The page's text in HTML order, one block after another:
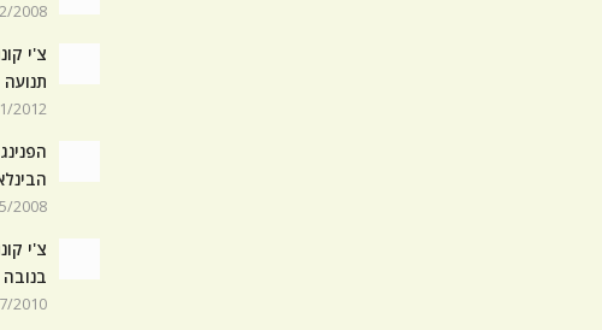
- 14:54
- 16:04
- 9:54
- 9:18